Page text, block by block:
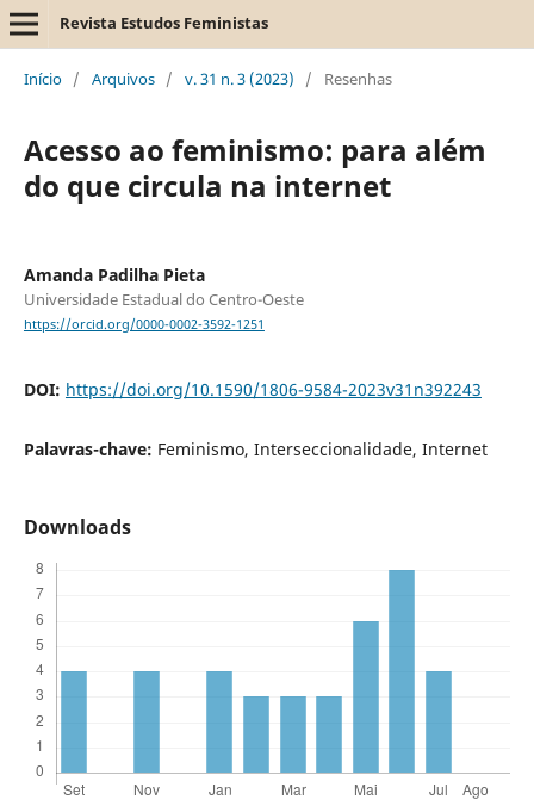
Revista Estudos Feministas
Início / Arquivos / v. 31 n. 3 (2023) / Resenhas
Acesso ao feminismo: para além
do que circula na internet
Amanda Padilha Pieta
Universidade Estadual do Centro-Oeste
https://orcid.org/0000-0002-3592-1251
DOI: https://doi.org/10.1590/1806-9584-2023v31n392243
Palavras-chave: Feminismo, Interseccionalidade, Internet
Downloads